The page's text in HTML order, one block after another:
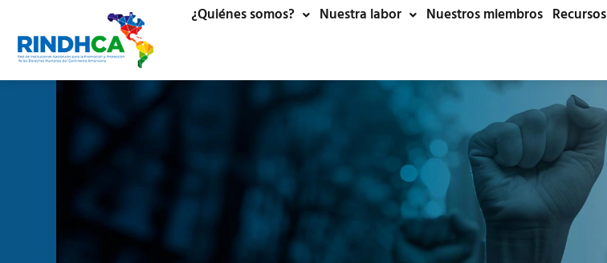
¿Quiénes somos? Nuestra labor Nuestros miembros Recursos